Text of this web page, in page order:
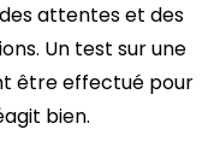
attentes et des
Un test sur une
être effectué pour
bien.